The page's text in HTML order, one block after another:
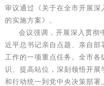
审议通过《关于在全市开展
的实施方案》。
会议强调，开展深入贯彻
近平总书记亲自点题、亲自
工作的一项重点任务。全市
识、提高站位，深刻领悟开
和行动统一到党中央决策部